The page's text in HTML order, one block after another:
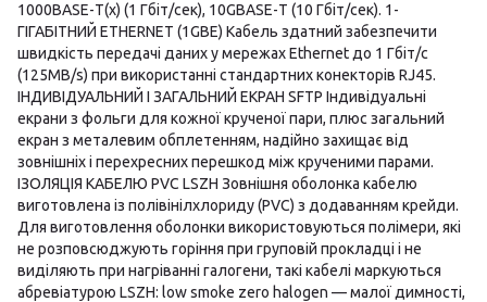
1000ВАSЕ-Т(х) (1 Гбіт/сек), 10GBASE-Т (10 Гбіт/сек). 1-
ГІГАБІТНИЙ ETHERNET (1GBЕ) Кабель здатний забезпечити
швидкість передачі даних у мережах Ethernet до 1 Гбіт/с
(125MB/s) при використанні стандартних конекторів RJ45.
ІНДИВІДУАЛЬНИЙ І ЗАГАЛЬНИЙ ЕКРАН SFТР Індивідуальні
екрани з фольги для кожної крученої пари, плюс загальний
екран з металевим обплетенням, надійно захищає від
зовнішніх і перехресних перешкод між крученими парами.
ІЗОЛЯЦІЯ КАБЕЛЮ PVC LSZH Зовнішня оболонка кабелю
виготовлена із полівінілхлориду (РVС) з додаванням крейди.
Для виготовлення оболонки використовуються полімери, які
не розповсюджують горіння при груповій прокладці і не
виділяють при нагріванні галогени, такі кабелі маркуються
абревіатурою LSZH: low smoke zero halogen — малої димності,